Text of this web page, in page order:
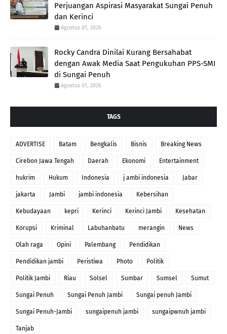
Perjuangan Aspirasi Masyarakat Sungai Penuh
dan Kerinci
Agustus 01, 2026
Rocky Candra Dinilai Kurang Bersahabat
dengan Awak Media Saat Pengukuhan PPS-SMI
di Sungai Penuh
Agustus 01, 2026
TAGS
ADVERTISE Batam Bengkalis Bisnis Breaking News
Cirebon Jawa Tengah Daerah Ekonomi Entertainment
hukrim Hukum Indonesia j ambi indonesia Jabar
jakarta Jambi jambi indonesia Kebersihan
Kebudayaan kepri Kerinci Kerinci Jambi Kesehatan
Korupsi Kriminal Labuhanbatu merangin News
Olah raga Opini Palembang Pendidikan
Pendidikan jambi Peristiwa Photo Politik
Politik Jambi Riau Solsel Sumbar Sumsel Sumut
Sungai Penuh Sungai Penuh Jambi Sungai penuh Jambi
Sungai Penuh-Jambi sungaipenuh jambi sungaipwnuh jambi
Tanjab